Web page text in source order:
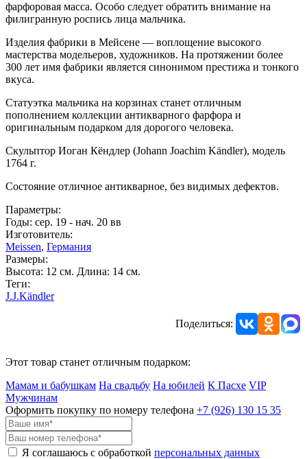
фарфоровая масса. Особо следует обратить внимание на
филигранную роспись лица мальчика.
Изделия фабрики в Мейсене — воплощение высокого
мастерства модельеров, художников. На протяжении более
300 лет имя фабрики является синонимом престижа и тонкого
вкуса.
Статуэтка мальчика на корзинах станет отличным
пополнением коллекции антикварного фарфора и
оригинальным подарком для дорогого человека.
Скульптор Иоган Кёндлер (Johann Joachim Kändler), модель
1764 г.
Состояние отличное антикварное, без видимых дефектов.
Параметры:
Годы: сер. 19 - нач. 20 вв
Изготовитель:
Meissen, Германия
Размеры:
Высота: 12 см. Длина: 14 см.
Теги:
J.J.Kändler
Поделиться:
Этот товар станет отличным подарком:
Мамам и бабушкам На свадьбу На юбилей К Пасхе VIP
Мужчинам
Оформить покупку по номеру телефона +7 (926) 130 15 35
Я соглашаюсь с обработкой персональных данных